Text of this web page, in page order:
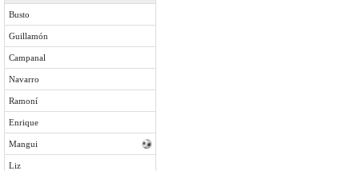
Busto
Guillamón
Campanal
Navarro
Ramoní
Enrique
Mangui
Liz